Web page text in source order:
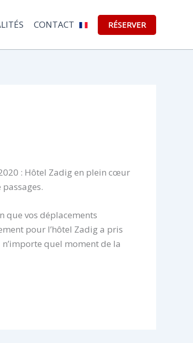
CONTACT RÉSERVER
: Hôtel Zadig en plein cœur
que vos déplacements
pour l’hôtel Zadig a pris
quel moment de la